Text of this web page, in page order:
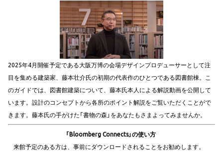
2025年4月開催予定である大阪万博の会場デザインプロデューサーとして注
目を集める建築家、藤本壮介氏の初期の代表作のひとつである図書館棟。こ
のガイドでは、図書館建築について、藤本氏本人による解説動画を公開して
います。設計のコンセプトから各所のポイント解説をご覧いただくことがで
きます。藤本氏の手がけた「書物の森」をあなたもさまよってみませんか。
「Bloomberg Connects」の使い方
来館予定のある方は、事前にダウンロードされることをお勧めします。